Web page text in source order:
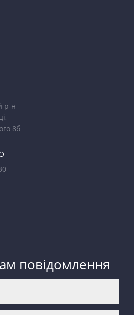
р-н
8б
повідомлення